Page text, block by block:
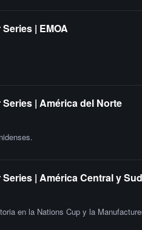
| EMOA
| América del Norte
| América Central y
en la Nations Cup y la